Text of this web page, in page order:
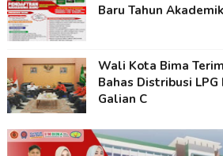
Baru Tahun
Wali Kota Bima
Bahas Distribusi
Galian C